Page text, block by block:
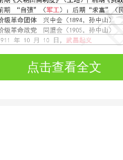
点击查看全文